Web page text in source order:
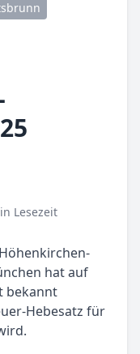
Lesezeit
hat auf
bekannt
Hebesatz für